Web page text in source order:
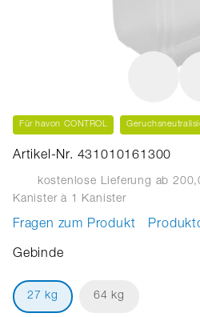
Für havon CONTROL
Artikel-Nr. 431010161300
kostenlose Lieferung ab
Kanisterà 1 Kanister
Fragen zum Produkt
Gebinde
27 kg 64 kg